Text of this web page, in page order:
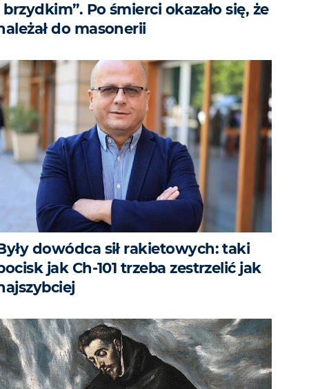
brzydkim”. Po śmierci okazało się, że
do masonerii
dowódca sił rakietowych: taki
jak Ch-101 trzeba zestrzelić jak